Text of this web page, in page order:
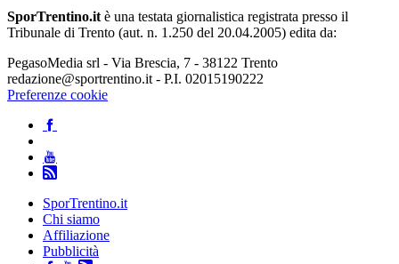
SporTrentino.it è una testata giornalistica registrata presso il
Tribunale di Trento (aut. n. 1.250 del 20.04.2005) edita da:
PegasoMedia srl - Via Brescia, 7 - 38122 Trento
redazione@sportrentino.it - P.I. 02015190222
Preferenze cookie
SporTrentino.it
Chi siamo
Affiliazione
Pubblicità